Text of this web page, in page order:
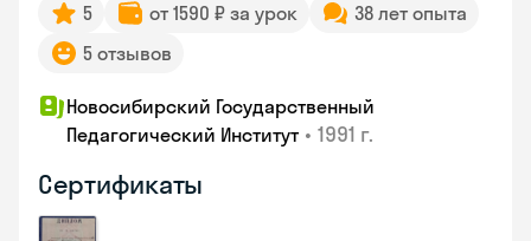
5 от 1590 ₽ за урок
38 лет опыта
5 отзывов
Новосибирский Государственный
Педагогический Институт • 1991 г.
Сертификаты